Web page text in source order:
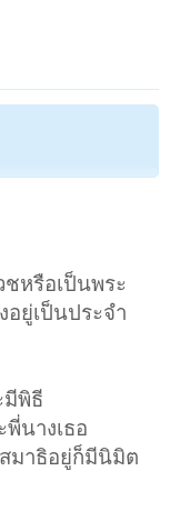
ชหรือเป็นพระ
อยู่เป็นประจำ
มีพิธี
นางเธอ
มาธิอยู่ก็มีนิมิต